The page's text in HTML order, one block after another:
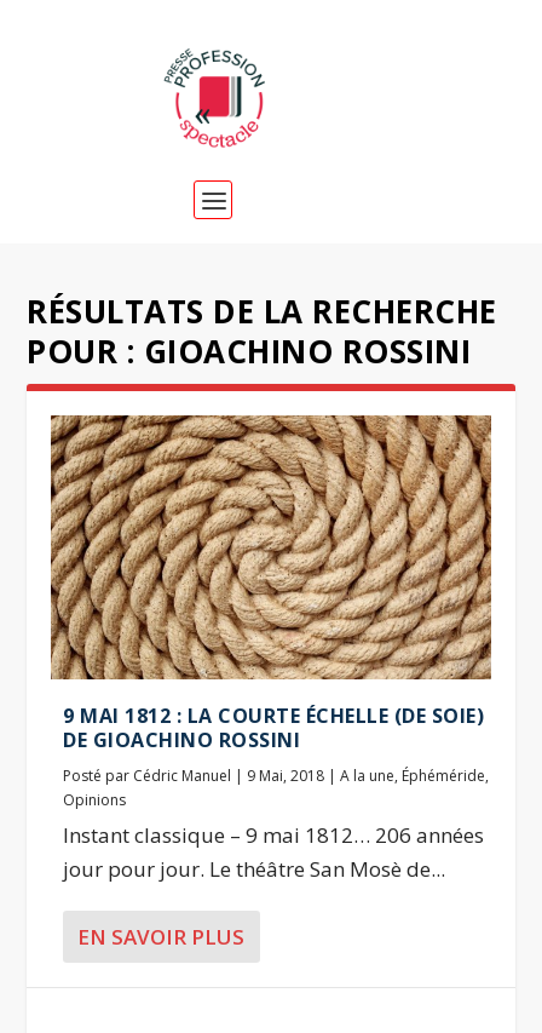
RÉSULTATS DE LA RECHERCHE
POUR : GIOACHINO ROSSINI
9 MAI 1812 : LA COURTE ÉCHELLE (DE SOIE)
DE GIOACHINO ROSSINI
Posté par Cédric Manuel | 9 Mai, 2018 |A la une, Éphéméride,
Opinions
Instant classique – 9 mai 1812… 206 années
jour pour jour. Le théâtre San Mosè de...
EN SAVOIR PLUS